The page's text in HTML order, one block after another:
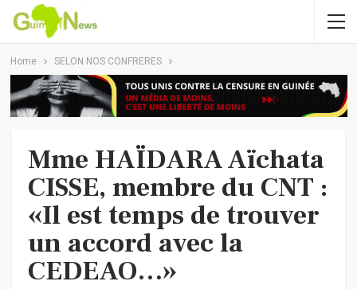
Home SELON NOS CONFRERES
Mme HAÏDARA Aïchata
CISSE, membre du CNT :
«Il est temps de trouver
un accord avec la
CEDEAO…»